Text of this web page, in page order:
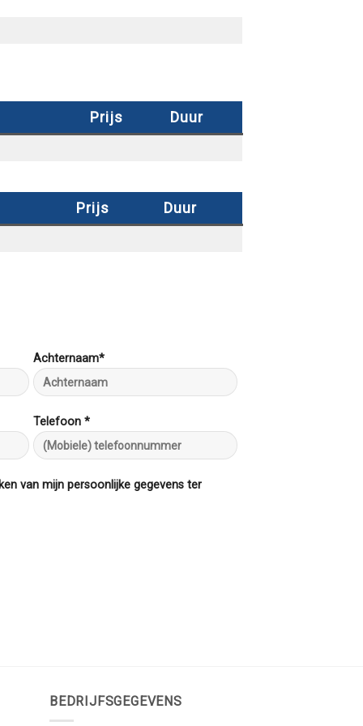
Prijs Duur
Prijs Duur
Achternaam*
Telefoon *
van mijn persoonlijke gegevens ter
BEDRIJFSGEGEVENS